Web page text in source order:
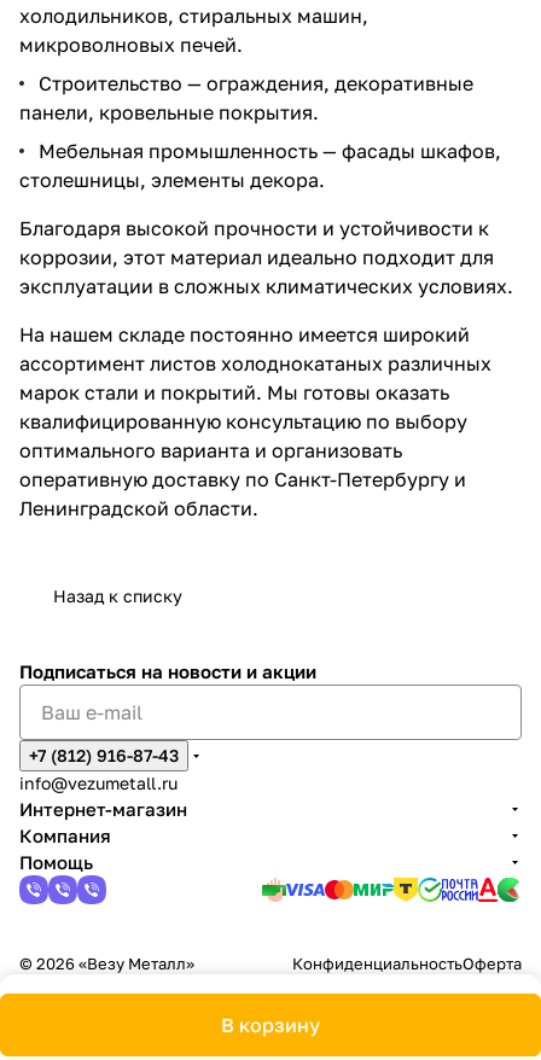
холодильников, стиральных машин,
микроволновых печей.
Строительство — ограждения, декоративные
панели, кровельные покрытия.
Мебельная промышленность — фасады шкафов,
столешницы, элементы декора.
Благодаря высокой прочности и устойчивости к
коррозии, этот материал идеально подходит для
эксплуатации в сложных климатических условиях.
На нашем складе постоянно имеется широкий
ассортимент листов холоднокатаных различных
марок стали и покрытий. Мы готовы оказать
квалифицированную консультацию по выбору
оптимального варианта и организовать
оперативную доставку по Санкт-Петербургу и
Ленинградской области.
Назад к списку
В корзину
Подписаться на новости и акции
+7 (812) 916-87-43
info@vezumetall.ru
Интернет-магазин
Компания
Помощь
© 2026 «Везу Металл» КонфиденциальностьОферта